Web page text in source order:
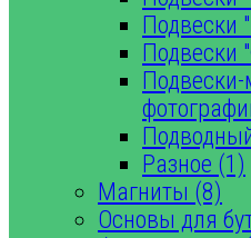
Подвески
Подвески
Разное (1)
Магниты (8)
Основы для